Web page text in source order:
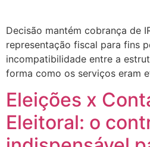
Decisão mantém cobrança de
representação fiscal para fins
incompatibilidade entre a
forma como os serviços eram
Eleições x
Eleitoral: o